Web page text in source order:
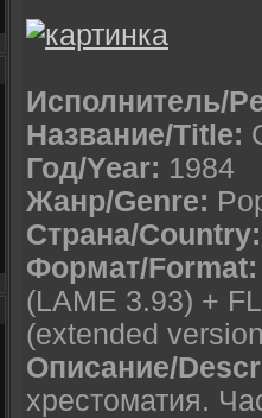
Исполнитель/
Название/Title:
Год/Year: 1984
Жанр/Genre:
Страна/Country:
Формат/Format:
(LAME 3.93) +
(extended
Описание/
хрестоматия.